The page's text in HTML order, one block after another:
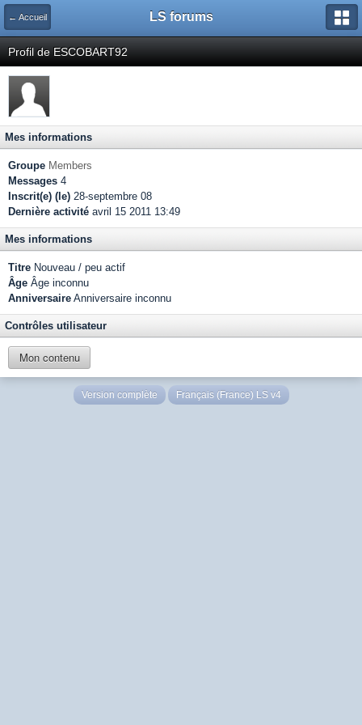
← Accueil LS forums
Profil de ESCOBART92
Mes informations
Groupe Members
Messages 4
Inscrit(e) (le) 28-septembre 08
Dernière activité avril 15 2011 13:49
Mes informations
Titre Nouveau / peu actif
Âge Âge inconnu
Anniversaire Anniversaire inconnu
Contrôles utilisateur
Mon contenu
Version complète Français (France) LS v4